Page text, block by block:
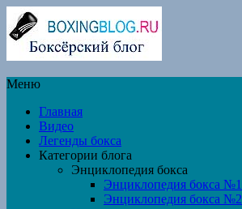
Меню
Главная
Видео
Легенды бокса
Категории блога
Энциклопедия бокса
Энциклопедия бокса №1
Энциклопедия бокса №2